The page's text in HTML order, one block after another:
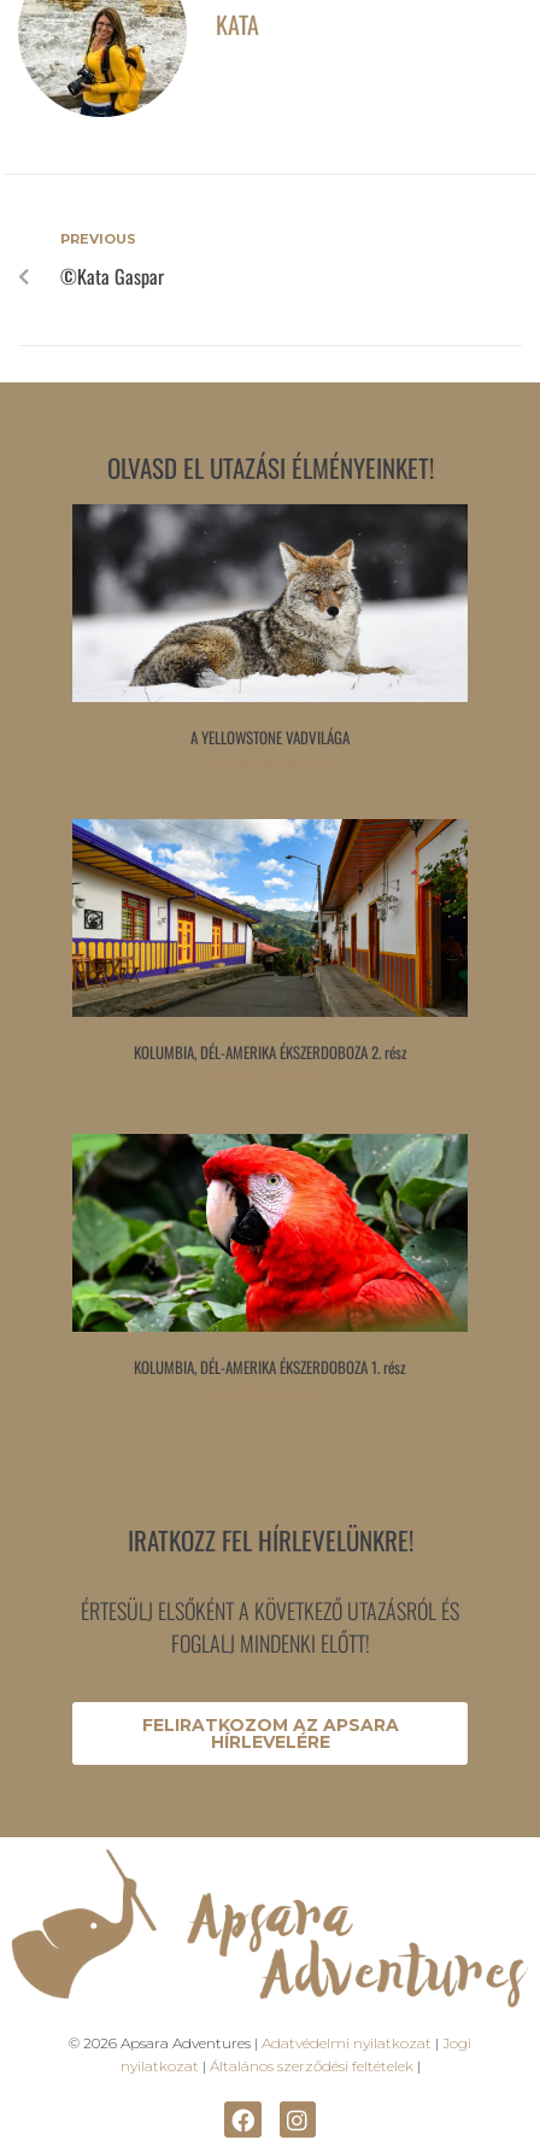
KATA
PREVIOUS
©Kata Gaspar
OLVASD EL UTAZÁSI ÉLMÉNYEINKET!
A YELLOWSTONE VADVILÁGA
KOLUMBIA, DÉL-AMERIKA ÉKSZERDOBOZA 2. rész
KOLUMBIA, DÉL-AMERIKA ÉKSZERDOBOZA 1. rész
IRATKOZZ FEL HÍRLEVELÜNKRE!
ÉRTESÜLJ ELSŐKÉNT A KÖVETKEZŐ UTAZÁSRÓL ÉS
FOGLALJ MINDENKI ELŐTT!
FELIRATKOZOM AZ APSARA
HÍRLEVELÉRE
© 2026 Apsara Adventures | Adatvédelmi nyilatkozat | Jogi
nyilatkozat | Általános szerződési feltételek |